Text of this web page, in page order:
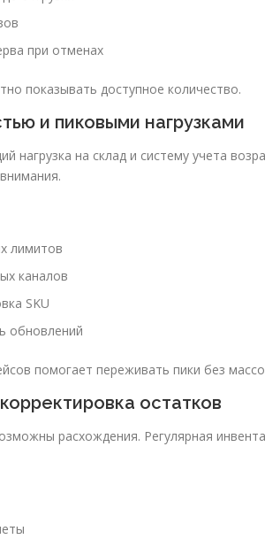
при отменах
показывать доступное количество.
и пиковыми нагрузками
нагрузка на склад и систему учета
лимитов
каналов
SKU
обновлений
помогает переживать пики без
остатков
расхождения. Регулярная